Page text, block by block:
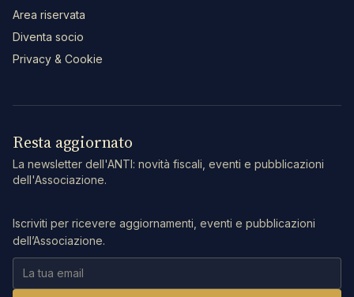
Area riservata
Diventa socio
Privacy & Cookie
Resta aggiornato
La newsletter dell'ANTI: novità fiscali, eventi e pubblicazioni
dell'Associazione.
Iscriviti per ricevere aggiornamenti, eventi e pubblicazioni
dell’Associazione.